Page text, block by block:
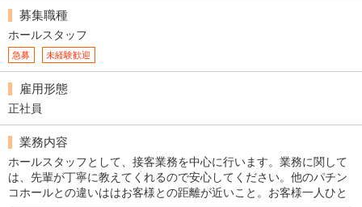
募集職種
ホールスタッフ
急募 未経験歓迎
雇用形態
正社員
業務内容
ホールスタッフとして、接客業務を中心に行います。業務に関して
は、先輩が丁寧に教えてくれるので安心してください。他のパチン
コホールとの違いははお客様との距離が近いこと。お客様一人ひと